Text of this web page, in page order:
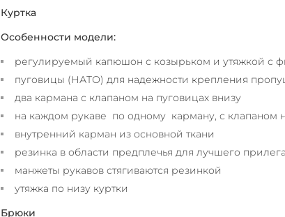
Куртка
Особенности модели:
регулируемый капюшон с козырьком и утяжкой с
пуговицы (НАТО) для надежности крепления
два кармана с клапаном на пуговицах внизу
на каждом рукаве по одному карману, с клапаном
внутренний карман из основной ткани
резинка в области предплечья для лучшего
манжеты рукавов стягиваются резинкой
утяжка по низу куртки
Брюки